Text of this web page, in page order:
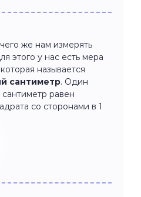
же нам измерять
этого у нас есть мера
называется
сантиметр. Один
равен
со сторонами в 1